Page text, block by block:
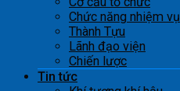
Chức năng nhiệm vụ
Thành Tựu
Lãnh đạo viện
Chiến lược
Tin tức